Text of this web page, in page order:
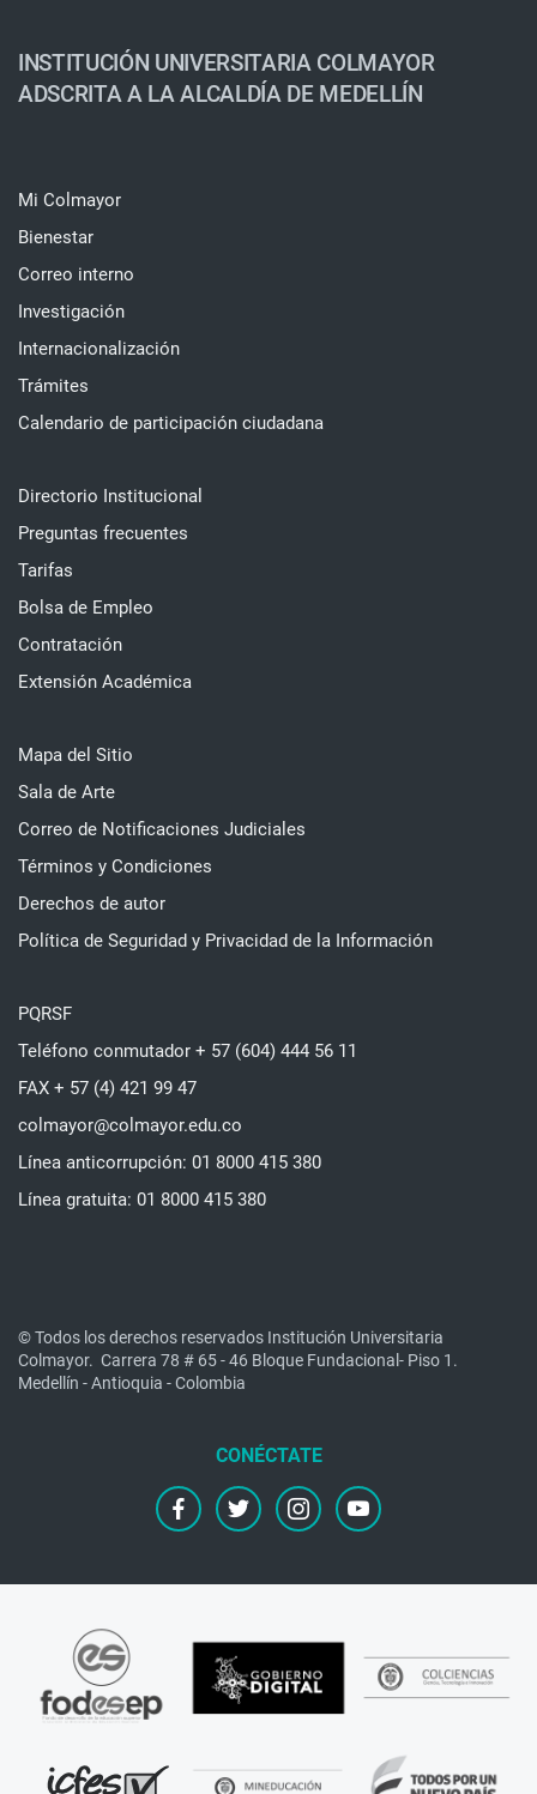
INSTITUCIÓN UNIVERSITARIA COLMAYOR
ADSCRITA A LA ALCALDÍA DE MEDELLÍN
Mi Colmayor
Bienestar
Correo interno
Investigación
Internacionalización
Trámites
Calendario de participación ciudadana
Directorio Institucional
Preguntas frecuentes
Tarifas
Bolsa de Empleo
Contratación
Extensión Académica
Mapa del Sitio
Sala de Arte
Correo de Notificaciones Judiciales
Términos y Condiciones
Derechos de autor
Política de Seguridad y Privacidad de la Información
PQRSF
Teléfono conmutador + 57 (604) 444 56 11
FAX + 57 (4) 421 99 47
colmayor@colmayor.edu.co
Línea anticorrupción: 01 8000 415 380
Línea gratuita: 01 8000 415 380
© Todos los derechos reservados Institución Universitaria
Colmayor. Carrera 78 # 65 - 46 Bloque Fundacional- Piso 1.
Medellín - Antioquia - Colombia
facebooktwitter instagramyoutube